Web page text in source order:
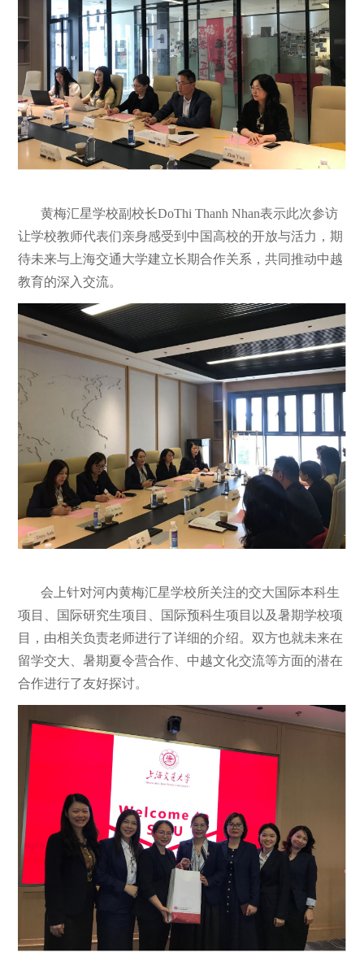
黄梅汇星学校副校长DoThi Thanh Nhan表示此次参访
让学校教师代表们亲身感受到中国高校的开放与活力，期
待未来与上海交通大学建立长期合作关系，共同推动中越
教育的深入交流。
会上针对河内黄梅汇星学校所关注的交大国际本科生
项目、国际研究生项目、国际预科生项目以及暑期学校项
目，由相关负责老师进行了详细的介绍。双方也就未来在
留学交大、暑期夏令营合作、中越文化交流等方面的潜在
合作进行了友好探讨。